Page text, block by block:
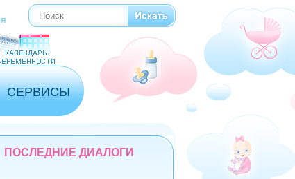
Форма поиска
Поиск
СЕРВИСЫ
ПОСЛЕДНИЕ ДИАЛОГИ